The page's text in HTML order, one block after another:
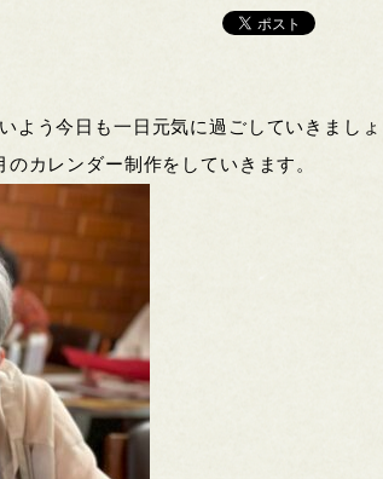
う今日も一日元気に過ごしていきましょ
カレンダー制作をしていきます。